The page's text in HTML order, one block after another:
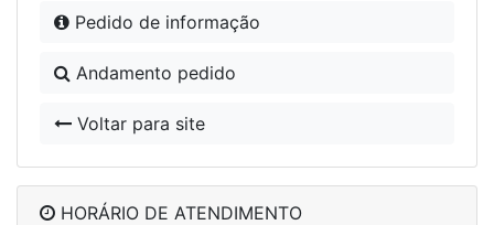
Pedido de informação
Andamento pedido
Voltar para site
HORÁRIO DE ATENDIMENTO